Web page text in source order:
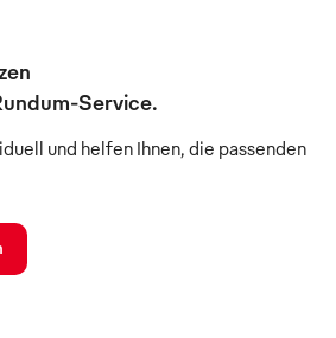
Service.
und helfen Ihnen, die passenden